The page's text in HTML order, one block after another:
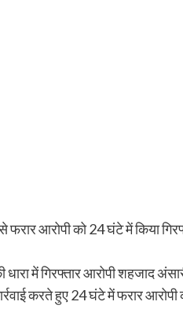
फरार आरोपी को 24 घंटे में किया
में गिरफ्तार आरोपी शहजाद
करते हुए 24 घंटे में फरार आरोपी